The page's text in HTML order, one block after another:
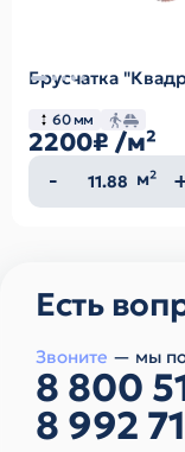
Брусчатка
60 мм
2200₽ /м²
Количество
товара
м²
Есть
Звоните — мы
8 800
8 992